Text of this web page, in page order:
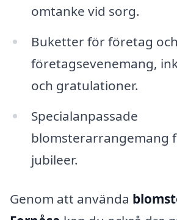
omtanke vid sorg.
Buketter för företag och
företagsevenemang,
och gratulationer.
Specialanpassade
blomsterarrangemang
jubileer.
Genom att använda